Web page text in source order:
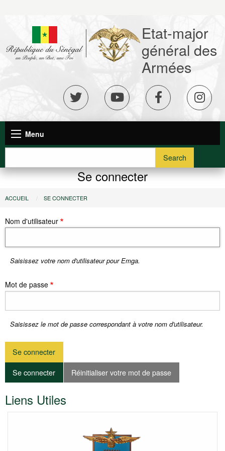
Etat-major
général des
Armées
réseaux
sociaux
Navigation
principale
Menu
Se connecter
Vous
ici
ACCUEIL SE CONNECTER
Nom d'utilisateur
Saisissez votre nom d'utilisateur pour Emga.
Mot de passe
Saisissez le mot de passe correspondant à votre nom d'utilisateur.
Onglets
principaux
Se connecter (ongletRéinitialiser votre mot de passe
Liens Utiles